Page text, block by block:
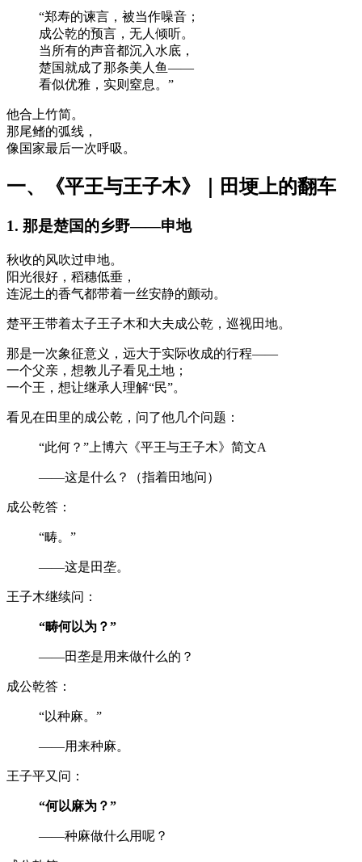
“郑寿的谏言，被当作噪音；
成公乾的预言，无人倾听。
当所有的声音都沉入水底，
楚国就成了那条美人鱼——
看似优雅，实则窒息。”
他合上竹简。
那尾鳍的弧线，
像国家最后一次呼吸。
一、《平王与王子木》｜田埂上的翻车
1. 那是楚国的乡野——申地
秋收的风吹过申地。
阳光很好，稻穗低垂，
连泥土的香气都带着一丝安静的颤动。
楚平王带着太子王子木和大夫成公乾，巡视田地。
那是一次象征意义，远大于实际收成的行程——
一个父亲，想教儿子看见土地；
一个王，想让继承人理解“民”。
看见在田里的成公乾，问了他几个问题：
“此何？”上博六《平王与王子木》简文A
——这是什么？（指着田地问）
成公乾答：
“畴。”
——这是田垄。
王子木继续问：
“畴何以为？”
——田垄是用来做什么的？
成公乾答：
“以种麻。”
——用来种麻。
王子平又问：
“何以麻为？”
——种麻做什么用呢？